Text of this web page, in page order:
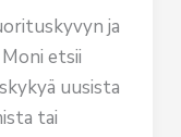
ja
etsii
uusista
tai